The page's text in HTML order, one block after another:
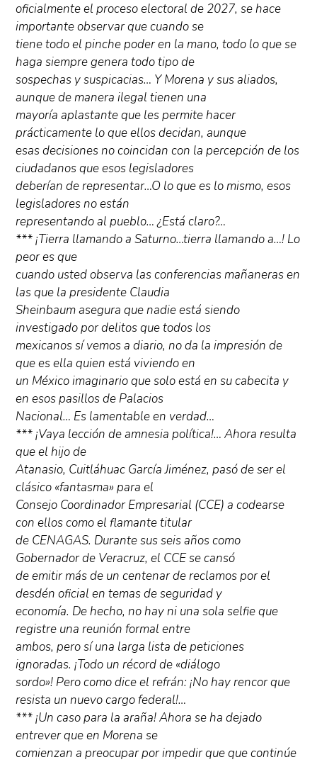
oficialmente el proceso electoral de 2027, se hace
importante observar que cuando se
tiene todo el pinche poder en la mano, todo lo que se
haga siempre genera todo tipo de
sospechas y suspicacias… Y Morena y sus aliados,
aunque de manera ilegal tienen una
mayoría aplastante que les permite hacer
prácticamente lo que ellos decidan, aunque
esas decisiones no coincidan con la percepción de los
ciudadanos que esos legisladores
deberían de representar…O lo que es lo mismo, esos
legisladores no están
representando al pueblo… ¿Está claro?…
*** ¡Tierra llamando a Saturno…tierra llamando a…! Lo
peor es que
cuando usted observa las conferencias mañaneras en
las que la presidente Claudia
Sheinbaum asegura que nadie está siendo
investigado por delitos que todos los
mexicanos sí vemos a diario, no da la impresión de
que es ella quien está viviendo en
un México imaginario que solo está en su cabecita y
en esos pasillos de Palacios
Nacional… Es lamentable en verdad…
*** ¡Vaya lección de amnesia política!… Ahora resulta
que el hijo de
Atanasio, Cuitláhuac García Jiménez, pasó de ser el
clásico «fantasma» para el
Consejo Coordinador Empresarial (CCE) a codearse
con ellos como el flamante titular
de CENAGAS. Durante sus seis años como
Gobernador de Veracruz, el CCE se cansó
de emitir más de un centenar de reclamos por el
desdén oficial en temas de seguridad y
economía. De hecho, no hay ni una sola selfie que
registre una reunión formal entre
ambos, pero sí una larga lista de peticiones
ignoradas. ¡Todo un récord de «diálogo
sordo»! Pero como dice el refrán: ¡No hay rencor que
resista un nuevo cargo federal!…
*** ¡Un caso para la araña! Ahora se ha dejado
entrever que en Morena se
comienzan a preocupar por impedir que que continúe